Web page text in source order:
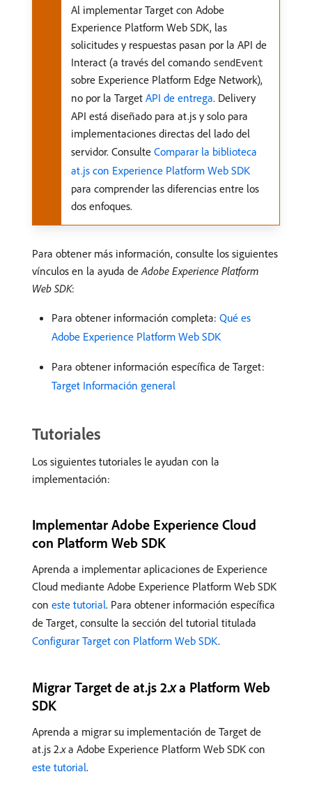
Al implementar Target con Adobe
Experience Platform Web SDK, las
solicitudes y respuestas pasan por la API de
Interact (a través del comando sendEvent
sobre Experience Platform Edge Network),
no por la Target API de entrega. Delivery
API está diseñado para at.js y solo para
implementaciones directas del lado del
servidor. Consulte Comparar la biblioteca
at.js con Experience Platform Web SDK
para comprender las diferencias entre los
dos enfoques.
Para obtener más información, consulte los siguientes
vínculos en la ayuda deAdobe Experience Platform
Web SDK:
Para obtener información completa: Qué es
Adobe Experience Platform Web SDK
Para obtener información específica de Target:
Target Información general
Tutoriales
Los siguientes tutoriales le ayudan con la
implementación:
Implementar Adobe Experience Cloud
con Platform Web SDK
Aprenda a implementar aplicaciones de Experience
Cloud mediante Adobe Experience Platform Web SDK
con este tutorial. Para obtener información específica
de Target, consulte la sección del tutorial titulada
Configurar Target con Platform Web SDK.
Migrar Target de at.js 2.xa Platform Web
SDK
Aprenda a migrar su implementación de Target de
at.js 2.xa Adobe Experience Platform Web SDK con
este tutorial.